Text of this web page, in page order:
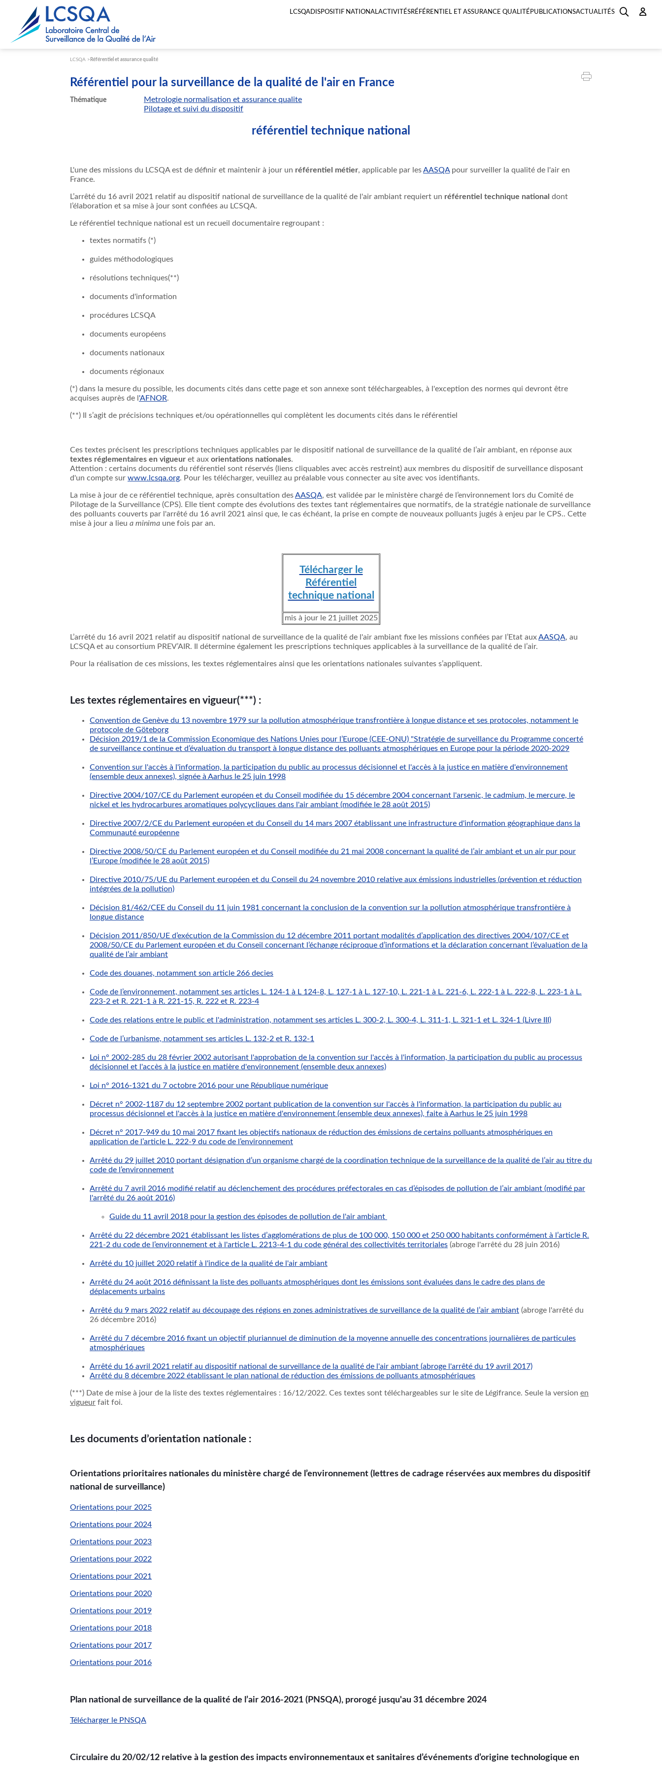
LCSQADISPOSITIF NATIONALACTIVITÉSRÉFÉRENTIEL ET ASSURANCE QUALITÉ PUBLICATIONSACTUALITÉS
LCSQA Référentiel et assurance qualité
Référentiel pour la surveillance de la qualité de l'air en France
Thématique
Metrologie normalisation et assurance qualite
Pilotage et suivi du dispositif
référentiel technique national
L'une des missions du LCSQA est de définir et maintenir à jour un référentiel métier, applicable par lesAASQApour surveiller la qualité de l'air en
France.
L’arrêté du 16 avril 2021 relatif au dispositif national de surveillance de la qualité de l'air ambiant requiert un référentiel technique national dont
l’élaboration et sa mise à jour sont confiées au LCSQA.
Le référentiel technique national est un recueil documentaire regroupant :
textes normatifs (*)
guides méthodologiques
résolutions techniques(**)
documents d'information
procédures LCSQA
documents européens
documents nationaux
documents régionaux
(*) dans la mesure du possible, les documents cités dans cette page et son annexe sont téléchargeables, à l'exception des normes qui devront être
acquises auprès de l 'AFNOR.
(**) Il s’agit de précisions techniques et/ou opérationnelles qui complètent les documents cités dans le référentiel
Ces textes précisent les prescriptions techniques applicables par le dispositif national de surveillance de la qualité de l’air ambiant, en réponse aux
textes réglementaires en vigueur et aux orientations nationales.
Attention : certains documents du référentiel sont réservés (liens cliquables avec accès restreint) aux membres du dispositif de surveillance disposant
d'un compte sur www.lcsqa.org. Pour les télécharger, veuillez au préalable vous connecter au site avec vos identifiants.
La mise à jour de ce référentiel technique, après consultation desAASQA, est validée par le ministère chargé de l’environnement lors du Comité de
Pilotage de la Surveillance (CPS). Elle tient compte des évolutions des textes tant réglementaires que normatifs, de la stratégie nationale de surveillance
des polluants couverts par l'arrêté du 16 avril 2021 ainsi que, le cas échéant, la prise en compte de nouveaux polluants jugés à enjeu par le CPS.. Cette
mise à jour a lieu a minima une fois par an.
Télécharger le
Référentiel
technique national
mis à jour le 21 juillet 2025
L’arrêté du 16 avril 2021 relatif au dispositif national de surveillance de la qualité de l'air ambiant fixe les missions confiées par l’Etat auxAASQA, au
LCSQA et au consortium PREV’AIR. Il détermine également les prescriptions techniques applicables à la surveillance de la qualité de l’air.
Pour la réalisation de ces missions, les textes réglementaires ainsi que les orientations nationales suivantes s’appliquent.
Les textes réglementaires en vigueur(***) :
Convention de Genève du 13 novembre 1979 sur la pollution atmosphérique transfrontière à longue distance et ses protocoles, notamment le
protocole de Göteborg
Décision 2019/1 de la Commission Economique des Nations Unies pour l’Europe (CEE-ONU) "Stratégie de surveillance du Programme concerté
de surveillance continue et d’évaluation du transport à longue distance des polluants atmosphériques en Europe pour la période 2020-2029
Convention sur l'accès à l'information, la participation du public au processus décisionnel et l'accès à la justice en matière d'environnement
(ensemble deux annexes), signée à Aarhus le 25 juin 1998
Directive 2004/107/CE du Parlement européen et du Conseil modifiée du 15 décembre 2004 concernant l'arsenic, le cadmium, le mercure, le
nickel et les hydrocarbures aromatiques polycycliques dans l'air ambiant (modifiée le 28 août 2015)
Directive 2007/2/CE du Parlement européen et du Conseil du 14 mars 2007 établissant une infrastructure d'information géographique dans la
Communauté européenne
Directive 2008/50/CE du Parlement européen et du Conseil modifiée du 21 mai 2008 concernant la qualité de l’air ambiant et un air pur pour
l’Europe (modifiée le 28 août 2015)
Directive 2010/75/UE du Parlement européen et du Conseil du 24 novembre 2010 relative aux émissions industrielles (prévention et réduction
intégrées de la pollution)
Décision 81/462/CEE du Conseil du 11 juin 1981 concernant la conclusion de la convention sur la pollution atmosphérique transfrontière à
longue distance
Décision 2011/850/UE d’exécution de la Commission du 12 décembre 2011 portant modalités d’application des directives 2004/107/CE et
2008/50/CE du Parlement européen et du Conseil concernant l’échange réciproque d’informations et la déclaration concernant l’évaluation de la
qualité de l’air ambiant
Code des douanes, notamment son article 266 decies
Code de l’environnement, notamment ses articles L. 124-1 à L 124-8, L. 127-1 à L. 127-10, L. 221-1 à L. 221-6, L. 222-1 à L. 222-8, L. 223-1 à L.
223-2 et R. 221-1 à R. 221-15, R. 222 et R. 223-4
Code des relations entre le public et l'administration, notamment ses articles L. 300-2, L. 300-4, L. 311-1, L. 321-1 et L. 324-1 (Livre III)
Code de l’urbanisme, notamment ses articles L. 132-2 et R. 132-1
Loi n° 2002-285 du 28 février 2002 autorisant l'approbation de la convention sur l'accès à l'information, la participation du public au processus
décisionnel et l'accès à la justice en matière d'environnement (ensemble deux annexes)
Loi n° 2016-1321 du 7 octobre 2016 pour une République numérique
Décret n° 2002-1187 du 12 septembre 2002 portant publication de la convention sur l'accès à l'information, la participation du public au
processus décisionnel et l'accès à la justice en matière d'environnement (ensemble deux annexes), faite à Aarhus le 25 juin 1998
Décret n° 2017-949 du 10 mai 2017 fixant les objectifs nationaux de réduction des émissions de certains polluants atmosphériques en
application de l’article L. 222-9 du code de l’environnement
Arrêté du 29 juillet 2010 portant désignation d’un organisme chargé de la coordination technique de la surveillance de la qualité de l’air au titre du
code de l’environnement
Arrêté du 7 avril 2016 modifié relatif au déclenchement des procédures préfectorales en cas d’épisodes de pollution de l’air ambiant (modifié par
l'arrêté du 26 août 2016)
Guide du 11 avril 2018 pour la gestion des épisodes de pollution de l'air ambiant
Arrêté du 22 décembre 2021 établissant les listes d’agglomérations de plus de 100 000, 150 000 et 250 000 habitants conformément à l’article R.
221-2 du code de l’environnement et à l'article L. 2213-4-1 du code général des collectivités territoriales (abroge l'arrêté du 28 juin 2016)
Arrêté du 10 juillet 2020 relatif à l'indice de la qualité de l'air ambiant
Arrêté du 24 août 2016 définissant la liste des polluants atmosphériques dont les émissions sont évaluées dans le cadre des plans de
déplacements urbains
Arrêté du 9 mars 2022 relatif au découpage des régions en zones administratives de surveillance de la qualité de l’air ambiant (abroge l'arrêté du
26 décembre 2016)
Arrêté du 7 décembre 2016 fixant un objectif pluriannuel de diminution de la moyenne annuelle des concentrations journalières de particules
atmosphériques
Arrêté du 16 avril 2021 relatif au dispositif national de surveillance de la qualité de l'air ambiant (abroge l'arrêté du 19 avril 2017)
Arrêté du 8 décembre 2022 établissant le plan national de réduction des émissions de polluants atmosphériques
(***) Date de mise à jour de la liste des textes réglementaires : 16/12/2022. Ces textes sont téléchargeables sur le site de Légifrance. Seule la version en
vigueur fait foi.
Les documents d’orientation nationale :
Orientations prioritaires nationales du ministère chargé de l’environnement (lettres de cadrage réservées aux membres du dispositif
national de surveillance)
Orientations pour 2025
Orientations pour 2024
Orientations pour 2023
Orientations pour 2022
Orientations pour 2021
Orientations pour 2020
Orientations pour 2019
Orientations pour 2018
Orientations pour 2017
Orientations pour 2016
Plan national de surveillance de la qualité de l’air 2016-2021 (PNSQA), prorogé jusqu'au 31 décembre 2024
Télécharger le PNSQA
Circulaire du 20/02/12 relative à la gestion des impacts environnementaux et sanitaires d’événements d’origine technologique en
Paramétrer les cookies